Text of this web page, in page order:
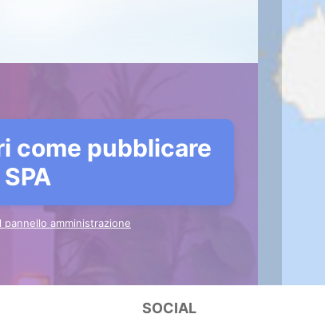
come pubblicare
pannello amministrazione
SOCIAL